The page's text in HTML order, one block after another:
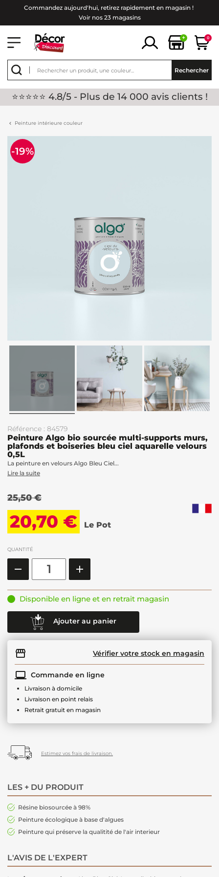
Commandez aujourd'hui, retirez rapidement en magasin !
Voir nos 23 magasins
+ 0
Rechercher
⭐⭐⭐⭐⭐ 4.8/5 - Plus de 14 000 avis clients !
Peinture intérieure couleur
-19%
Référence : 84579
Peinture Algo bio sourcée multi-supports murs,
plafonds et boiseries bleu ciel aquarelle velours
0,5L
La peinture en velours Algo Bleu Ciel...
Lire la suite
25,50 €
20,70 € Le Pot
QUANTITÉ
Disponible en ligne et en retrait magasin
Ajouter au panier
Vérifier votre stock en magasin
Commande en ligne
Livraison à domicile
Livraison en point relais
Retrait gratuit en magasin
Estimez vos frais de livraison.
LES + DU PRODUIT
Résine biosourcée à 98%
Peinture écologique à base d'algues
Peinture qui préserve la qualitité de l'air interieur
L'AVIS DE L'EXPERT